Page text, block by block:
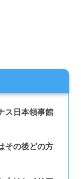
ス日本領事館
その後どの方